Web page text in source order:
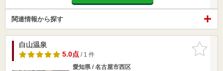
関連情報から探す
お気に入
りに追加
白山温泉
5.0点/ 1 件
愛知県 / 名古屋市西区